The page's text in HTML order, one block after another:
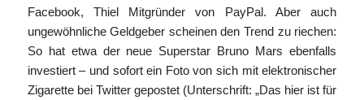
Facebook, Thiel Mitgründer von PayPal. Aber auch
ungewöhnliche Geldgeber scheinen den Trend zu riechen:
So hat etwa der neue Superstar Bruno Mars ebenfalls
investiert – und sofort ein Foto von sich mit elektronischer
Zigarette bei Twitter gepostet (Unterschrift: „Das hier ist für